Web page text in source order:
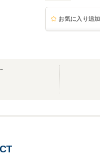
お気に入り追加